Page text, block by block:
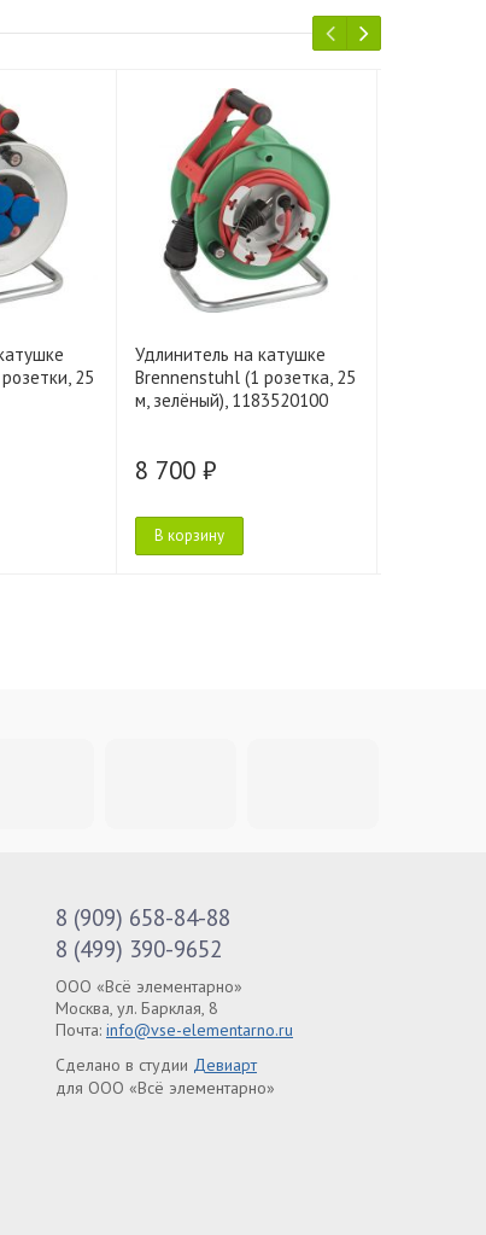
25
Удлинитель на катушке
Brennenstuhl (1 розетка, 25
м, зелёный), 1183520100
8 700 ₽
В корзину
8 (909) 658-84-88
8 (499) 390-9652
ООО «Всё элементарно»
Москва, ул. Барклая, 8
Почта: info@vse-elementarno.ru
Сделано в студии Девиарт
для ООО «Всё элементарно»